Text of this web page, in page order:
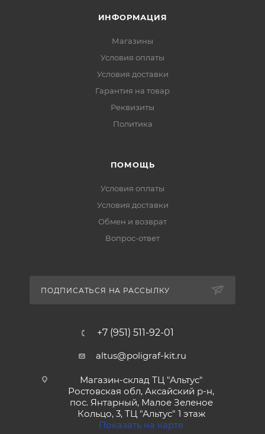
ИНФОРМАЦИЯ
Магазины
Условия оплаты
Условия доставки
Гарантия на товар
Реквизиты
Политика
ПОМОЩЬ
Условия оплаты
Условия доставки
Обмен и возврат
Вопрос-ответ
ПОДПИСАТЬСЯ НА РАССЫЛКУ
+7 (951) 511-92-01
altus@poligraf-kit.ru
Магазин-склад ТЦ "Альтус"
Ростовская обл, Аксайский р-н,
пос. Янтарный, Малое Зеленое
Кольцо, 3, ТЦ "Альтус" 1 этаж
Показать на карте